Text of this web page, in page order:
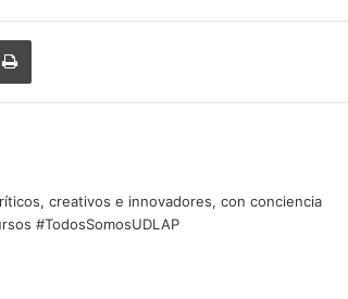
Print
creativos e innovadores, con conciencia
#TodosSomosUDLAP